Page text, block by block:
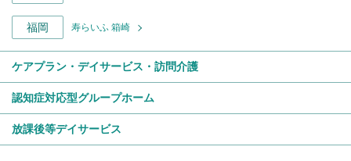
福岡 寿らいふ 箱崎
ケアプラン・デイサービス・訪問介護
認知症対応型グループホーム
放課後等デイサービス